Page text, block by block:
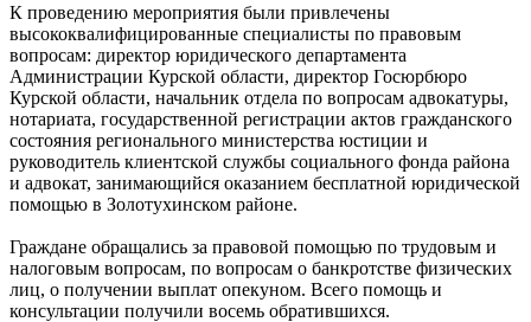
К проведению мероприятия были привлечены
высококвалифицированные специалисты по правовым
вопросам: директор юридического департамента
Администрации Курской области, директор Госюрбюро
Курской области, начальник отдела по вопросам адвокатуры,
нотариата, государственной регистрации актов гражданского
состояния регионального министерства юстиции и
руководитель клиентской службы социального фонда района
и адвокат, занимающийся оказанием бесплатной юридической
помощью в Золотухинском районе.
Граждане обращались за правовой помощью по трудовым и
налоговым вопросам, по вопросам о банкротстве физических
лиц, о получении выплат опекуном. Всего помощь и
консультации получили восемь обратившихся.